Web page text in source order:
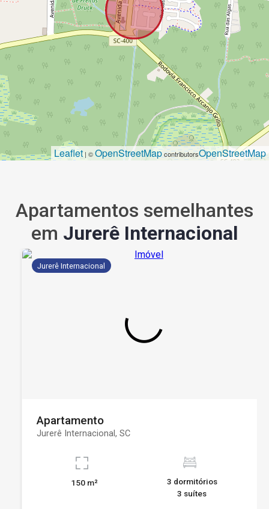
Leaflet| ©OpenStreetMapcontributorsOpenStreetMap
Apartamentos semelhantes
em Jurerê Internacional
Jurerê Internacional
Apartamento
Jurerê Internacional, SC
150 m²
3 dormitórios
3 suítes